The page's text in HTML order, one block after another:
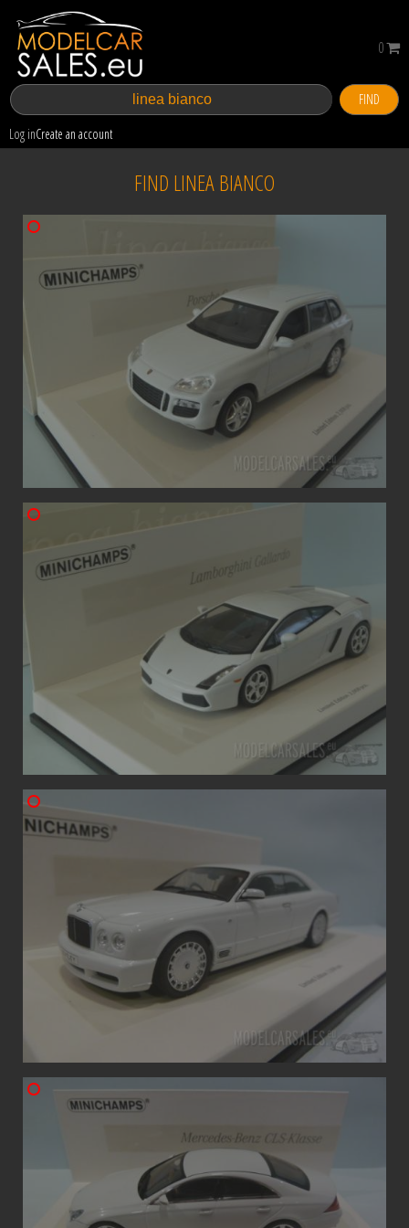
FIND
Log inCreate an account
0
FIND LINEA BIANCO